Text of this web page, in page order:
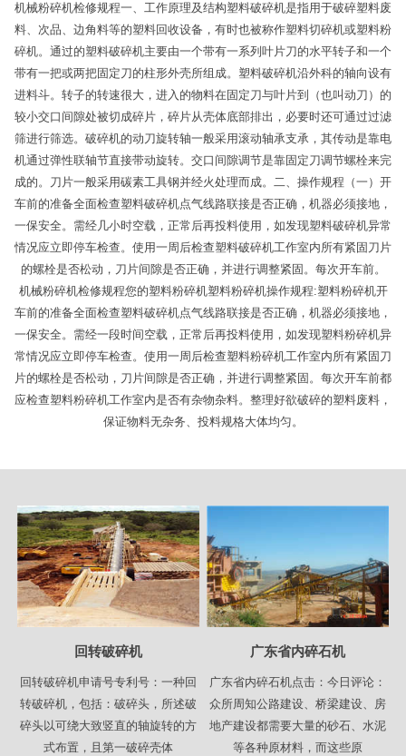
机械粉碎机检修规程一、工作原理及结构塑料破碎机是指用于破碎塑料废
料、次品、边角料等的塑料回收设备，有时也被称作塑料切碎机或塑料粉
碎机。通过的塑料破碎机主要由一个带有一系列叶片刀的水平转子和一个
带有一把或两把固定刀的柱形外壳所组成。塑料破碎机沿外科的轴向设有
进料斗。转子的转速很大，进入的物料在固定刀与叶片到（也叫动刀）的
较小交口间隙处被切成碎片，碎片从壳体底部排出，必要时还可通过过滤
筛进行筛选。破碎机的动刀旋转轴一般采用滚动轴承支承，其传动是靠电
机通过弹性联轴节直接带动旋转。交口间隙调节是靠固定刀调节螺栓来完
成的。刀片一般采用碳素工具钢并经火处理而成。二、操作规程（一）开
车前的准备全面检查塑料破碎机点气线路联接是否正确，机器必须接地，
一保安全。需经几小时空载，正常后再投料使用，如发现塑料破碎机异常
情况应立即停车检查。使用一周后检查塑料破碎机工作室内所有紧固刀片
的螺栓是否松动，刀片间隙是否正确，并进行调整紧固。每次开车前。
机械粉碎机检修规程您的塑料粉碎机塑料粉碎机操作规程:塑料粉碎机开
车前的准备全面检查塑料破碎机点气线路联接是否正确，机器必须接地，
一保安全。需经一段时间空载，正常后再投料使用，如发现塑料粉碎机异
常情况应立即停车检查。使用一周后检查塑料粉碎机工作室内所有紧固刀
片的螺栓是否松动，刀片间隙是否正确，并进行调整紧固。每次开车前都
应检查塑料粉碎机工作室内是否有杂物杂料。整理好欲破碎的塑料废料，
保证物料无杂务、投料规格大体均匀。
回转破碎机
回转破碎机申请号专利号：一种回
转破碎机，包括：破碎头，所述破
碎头以可绕大致竖直的轴旋转的方
式布置，且第一破碎壳体
广东省内碎石机
广东省内碎石机点击：今日评论：
众所周知公路建设、桥梁建设、房
地产建设都需要大量的砂石、水泥
等各种原材料，而这些原